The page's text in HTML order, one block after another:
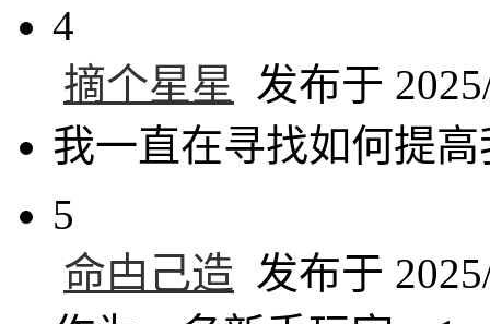
4
摘个星星
发布于
我一直在寻找如何提
5
命甴己造 发布于